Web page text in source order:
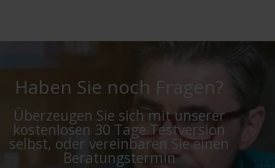
Haben Sie noch Fragen?
Überzeugen Sie sich mit unserer
kostenlosen 30 Tage Testversion
selbst, oder vereinbaren Sie einen
Beratungstermin